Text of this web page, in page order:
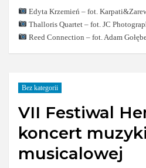
Edyta Krzemień – fot.
Thalloris Quartet – fot. JC
Reed Connection – fot. Adam
Bez kategorii
VII Festiwal
koncert
musicalowej